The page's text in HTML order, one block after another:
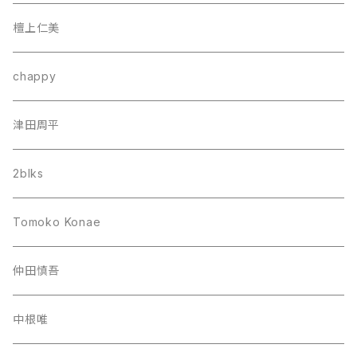
檀上仁美
chappy
津田周平
2blks
Tomoko Konae
仲田慎吾
中根唯